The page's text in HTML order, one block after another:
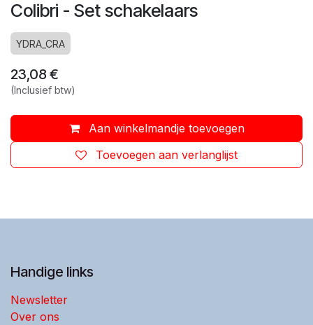
Colibri - Set schakelaars
YDRA_CRA
23,08€
(Inclusief btw)
Aan winkelmandje toevoegen
Toevoegen aan verlanglijst
Handige links
Newsletter
Over ons